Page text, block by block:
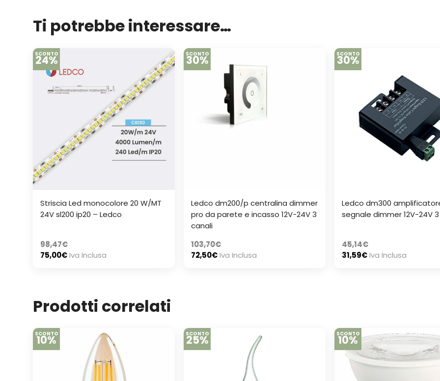
Ti potrebbe interessare…
SCONTO
24%
Striscia Led monocolore 20 W/MT
24V sl200 ip20 – Ledco
98,47€
75,00€Iva Inclusa
SCONTO
30%
Ledco dm200/p centralina dimmer
pro da parete e incasso 12V-24V 3
canali
103,70€
72,50€Iva Inclusa
SCONTO
30%
Ledco dm300
segnale dimmer 12V-24V
45,14€
31,59€Iva Inclusa
Prodotti correlati
SCONTO
10% SCONTO
25% SCONTO
10%